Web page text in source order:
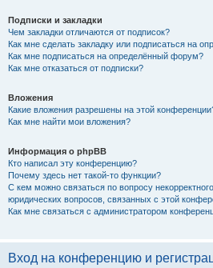
Подписки и закладки
Чем закладки отличаются от подписок?
Как мне сделать закладку или подписаться на
Как мне подписаться на определённый форум?
Как мне отказаться от подписки?
Вложения
Какие вложения разрешены на этой
Как мне найти мои вложения?
Информация о phpBB
Кто написал эту конференцию?
Почему здесь нет такой-то функции?
С кем можно связаться по вопросу
юридических вопросов, связанных с этой
Как мне связаться с администратором
Вход на конференцию и